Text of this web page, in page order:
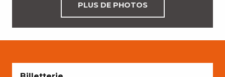
PLUS DE PHOTOS